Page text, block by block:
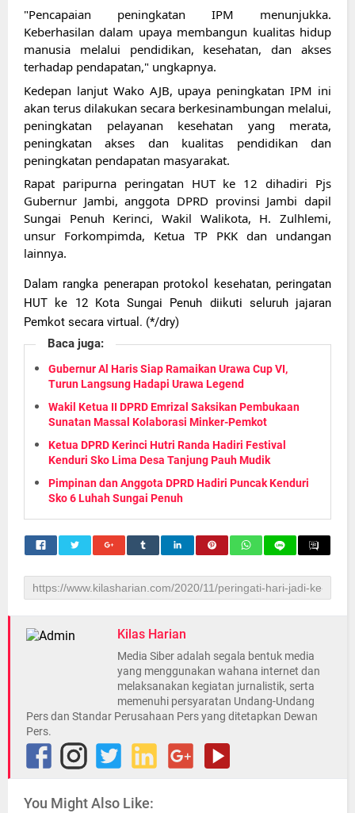
"Pencapaian peningkatan IPM menunjukka.
Keberhasilan dalam upaya membangun kualitas hidup
manusia melalui pendidikan, kesehatan, dan akses
terhadap pendapatan," ungkapnya.
Kedepan lanjut Wako AJB, upaya peningkatan IPM ini
akan terus dilakukan secara berkesinambungan melalui,
peningkatan pelayanan kesehatan yang merata,
peningkatan akses dan kualitas pendidikan dan
peningkatan pendapatan masyarakat.
Rapat paripurna peringatan HUT ke 12 dihadiri Pjs
Gubernur Jambi, anggota DPRD provinsi Jambi dapil
Sungai Penuh Kerinci, Wakil Walikota, H. Zulhlemi,
unsur Forkompimda, Ketua TP PKK dan undangan
lainnya.
Dalam rangka penerapan protokol kesehatan, peringatan
HUT ke 12 Kota Sungai Penuh diikuti seluruh jajaran
Pemkot secara virtual. (*/dry)
Baca juga:
Gubernur Al Haris Siap Ramaikan Urawa Cup VI,
Turun Langsung Hadapi Urawa Legend
Wakil Ketua II DPRD Emrizal Saksikan Pembukaan
Sunatan Massal Kolaborasi Minker-Pemkot
Ketua DPRD Kerinci Hutri Randa Hadiri Festival
Kenduri Sko Lima Desa Tanjung Pauh Mudik
Pimpinan dan Anggota DPRD Hadiri Puncak Kenduri
Sko 6 Luhah Sungai Penuh
Kilas Harian
Media Siber adalah segala bentuk media
yang menggunakan wahana internet dan
melaksanakan kegiatan jurnalistik, serta
memenuhi persyaratan Undang-Undang
Pers dan Standar Perusahaan Pers yang ditetapkan Dewan
Pers.
You Might Also Like: